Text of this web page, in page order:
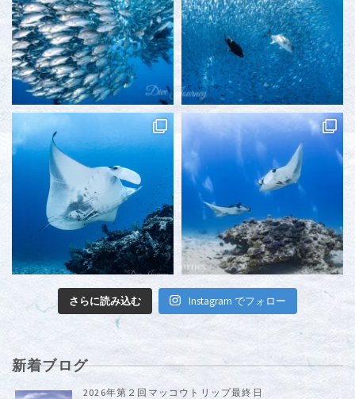
さらに読み込む Instagram でフォロー
新着ブログ
2026年第２回マッコウトリップ最終日